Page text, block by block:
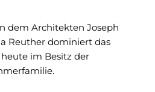
dem Architekten Joseph
Reuther dominiert das
im Besitz der